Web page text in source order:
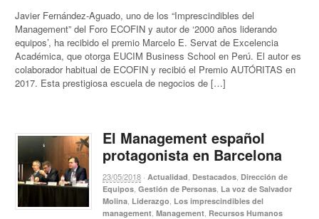
Javier Fernández-Aguado, uno de los “Imprescindibles del
Management” del Foro ECOFIN y autor de ‘2000 años liderando
equipos’, ha recibido el premio Marcelo E. Servat de Excelencia
Académica, que otorga EUCIM Business School en Perú. El autor es
colaborador habitual de ECOFIN y recibió el Premio AUTÓRITAS en
2017. Esta prestigiosa escuela de negocios de […]
El Management español
protagonista en Barcelona
23/05/2018 · Actualidad Destacados Dirección de
Equipos ,Gestión de Personas La voz de Salvador
Molina Liderazgo Los imprescindibles del
management ,Management Recursos Humanos